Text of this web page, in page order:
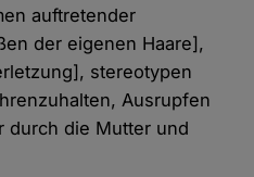
auftretender
der eigenen Haare],
stereotypen
Ausrupfen
durch die Mutter und